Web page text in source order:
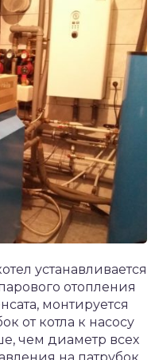
устанавливается
отопления
монтируется
от котла к насосу
чем диаметр всех
на патрубок